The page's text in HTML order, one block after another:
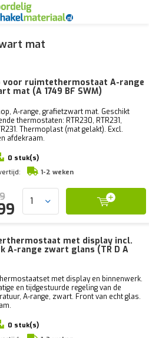
mat
voor ruimtethermostaat A-range
mat (A 1749 BF SWM)
A-range, grafietzwart mat. Geschikt
thermostaten: RTR230, RTR231,
Thermoplast (mat gelakt). Excl.
afdekraam.
0 stuk(s)
1-2 weken
met display incl.
A-range zwart glans (TR D A
met display en binnenwerk.
en tijdgestuurde regeling van de
A-range, zwart. Front van echt glas.
0 stuk(s)